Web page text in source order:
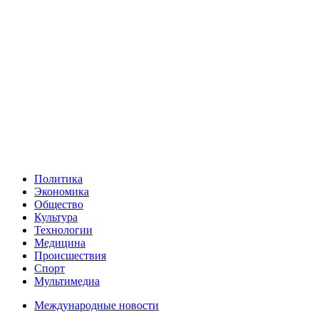
Политика
Экономика
Общество
Культура
Технологии
Медицина
Происшествия
Спорт
Мультимедиа
Международные новости